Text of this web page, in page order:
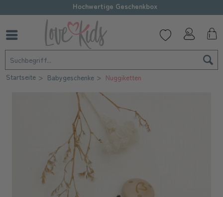
Hochwertige Geschenkbox
Startseite Babygeschenke Nuggiketten